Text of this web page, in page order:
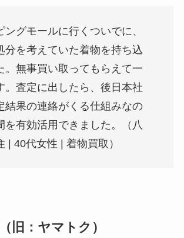
ングモールに行くついでに、
分を考えていた着物を持ち込
。無事買い取ってもらえて一
。査定に出したら、後日本社
結果の連絡がくる仕組みなの
を有効活用できました。（八
| 40代女性 | 着物買取）
旧：ヤマトク）